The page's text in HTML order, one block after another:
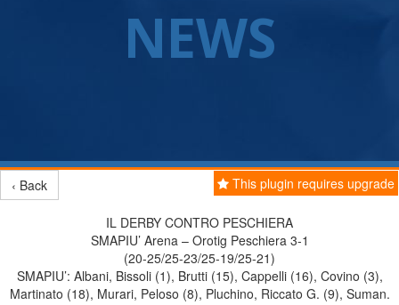
NEWS
This plugin requires upgrade
‹ Back
IL DERBY CONTRO PESCHIERA
SMAPIU’ Arena – Orotig Peschiera 3-1
(20-25/25-23/25-19/25-21)
SMAPIU’: Albani, Bissoli (1), Brutti (15), Cappelli (16), Covino (3),
Martinato (18), Murari, Peloso (8), Pluchino, Riccato G. (9), Suman.